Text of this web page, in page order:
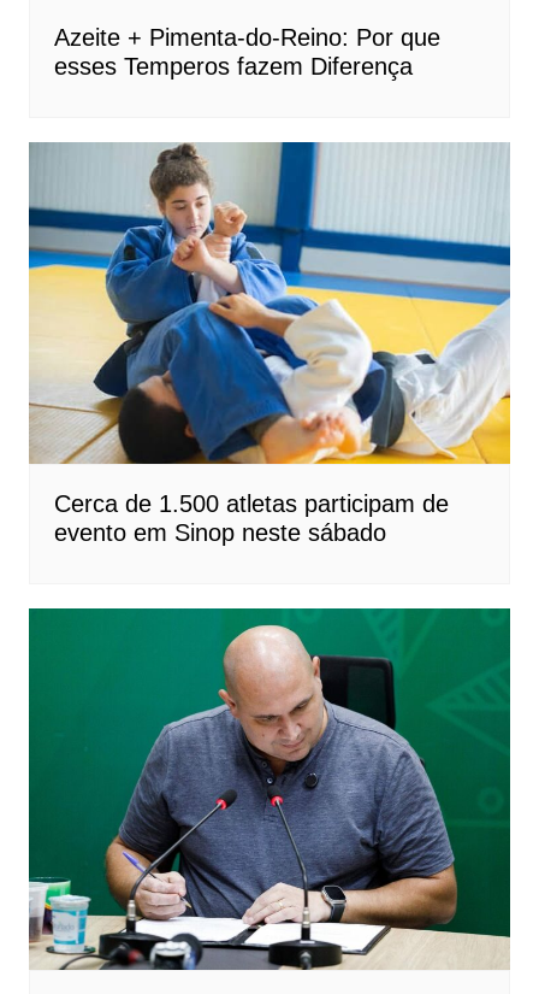
Azeite + Pimenta-do-Reino: Por que
esses Temperos fazem Diferença
Cerca de 1.500 atletas participam de
evento em Sinop neste sábado